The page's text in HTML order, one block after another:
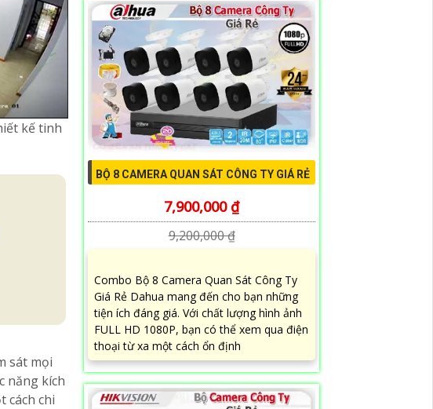
kế tinh
sát mọi
năng kích
cách chi
BỘ 8 CAMERA QUAN SÁT CÔNG TY GIÁ RẺ
7,900,000 ₫
9,200,000 ₫
Combo Bộ 8 Camera Quan Sát Công Ty
Giá Rẻ Dahua mang đến cho bạn những
tiện ích đáng giá. Với chất lượng hình ảnh
FULL HD 1080P, bạn có thể xem qua điện
thoại từ xa một cách ổn định